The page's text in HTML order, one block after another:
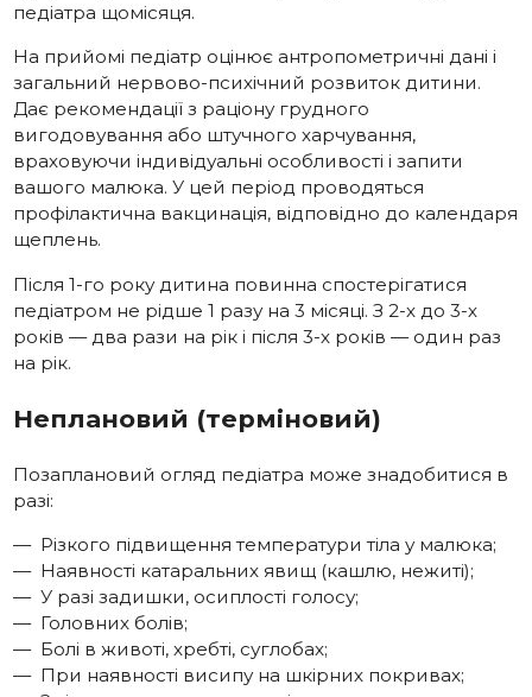
педіатра щомісяця.
На прийомі педіатр оцінює антропометричні дані і
загальний нервово-психічний розвиток дитини.
Дає рекомендації з раціону грудного
вигодовування або штучного харчування,
враховуючи індивідуальні особливості і запити
вашого малюка. У цей період проводяться
профілактична вакцинація, відповідно до календаря
щеплень.
Після 1-го року дитина повинна спостерігатися
педіатром не рідше 1 разу на 3 місяці. З 2-х до 3-х
років — два рази на рік і після 3-х років — один раз
на рік.
Неплановий (терміновий)
Позаплановий огляд педіатра може знадобитися в
разі:
Різкого підвищення температури тіла у малюка;
Наявності катаральних явищ (кашлю, нежиті);
У разі задишки, осиплості голосу;
Головних болів;
Болі в животі, хребті, суглобах;
При наявності висипу на шкірних покривах;